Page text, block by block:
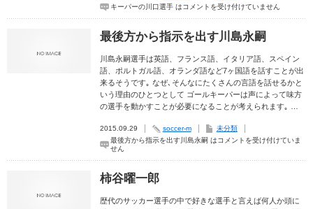
キーパーの川口選手 はコメントを受け付けていません
最後方から指示を出す川島永嗣
川島永嗣選手は英語、フランス語、イタリア語、スペイン
語、ポルトガル語、オランダ語など7ヶ国語を話すことが出
来るそうです｡ なぜ､そんなにたくさんの言語を話せるかと
いう理由のひとつとして ゴールキーパーは声によって味方
の選手を動かすことが必要になることが考えられます｡ …
2015.09.29 soccer-m
未分類
最後方から指示を出す川島永嗣 はコメントを受け付けていま
せん
柿谷曜一郎
歴代のサッカー選手の中で好きな選手と言えば何人か頭に